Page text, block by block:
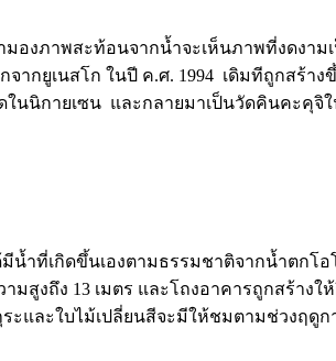
มองภาพสะท้อนจากน้ำจะเห็นภาพที่งดง
ากยูเนสโก ในปี ค.ศ. 1994 เดิมทีถูกสร้า
นนิกายเซน และกลายมาเป็นวัดคินคะคุจิ
ำที่เกิดขึ้นเองตามธรรมชาติจากน้ำตกโอ
งถึง 13 เมตร และโถงอาคารถูกสร้างใ
ะและใบไม้เปลี่ยนสีจะมีให้ชมตามช่วงฤ